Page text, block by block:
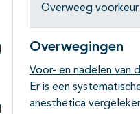
Subpagina's open- en
Subpagina's open- en
Overweeg
Overwegingen
Voor- en nadelen van
Er is een
anesthetica